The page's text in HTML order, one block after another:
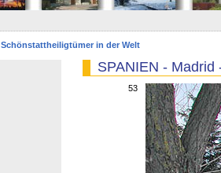
Schönstattheiligtümer in der Welt
SPANIEN - Madrid
53